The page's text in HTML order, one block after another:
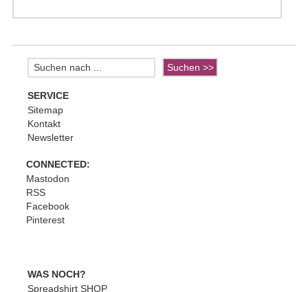
SERVICE
Sitemap
Kontakt
Newsletter
CONNECTED:
Mastodon
RSS
Facebook
Pinterest
WAS NOCH?
Spreadshirt SHOP